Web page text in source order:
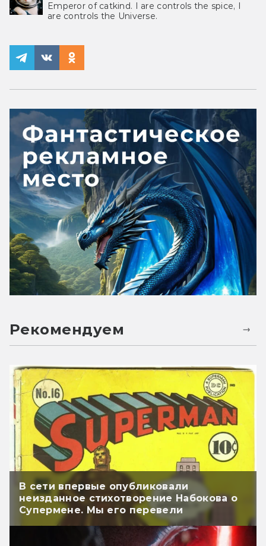
Emperor of catkind. I are controls the spice, I
are controls the Universe.
Рекомендуем
В сети впервые опубликовали
неизданное стихотворение Набокова о
Супермене. Мы его перевели